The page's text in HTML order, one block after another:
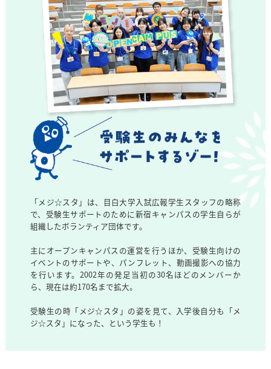
「メジ☆スタ」は、目白大学入試広報学生スタッフの略称
で、受験生サポートのために新宿キャンパスの学生自らが
組織したボランティア団体です。
主にオープンキャンパスの運営を行うほか、受験生向けの
イベントのサポートや、パンフレット、動画撮影への協力
を行います。2002年の発足当初の30名ほどのメンバーか
ら、現在は約170名まで拡大。
受験生の時「メジ☆スタ」の姿を見て、入学後自分も「メ
ジ☆スタ」になった、という学生も！